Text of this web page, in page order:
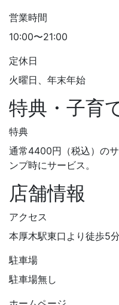
営業時間
10:00〜21:00
定休日
火曜日、年末年始
特典・子育
特典
通常4400円（税込）の
ンプ時にサービス。
店舗情報
アクセス
本厚木駅東口より徒歩5分
駐車場
駐車場無し